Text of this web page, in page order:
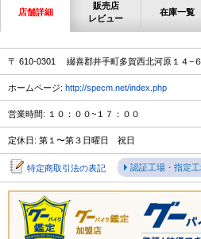
店舗詳細
販売店
レビュー
在庫一覧
〒 610-0301 綴喜郡井手町多賀西北河原１４−６
ホームページ: http://specm.net/index.php
営業時間: １０：００~１７：００
定休日: 第１〜第３日曜日 祝日
特定商取引法の表記 認証工場・指定